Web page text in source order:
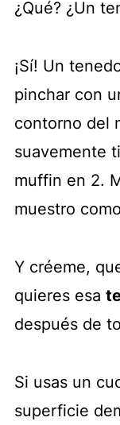
¿Qué? ¿Un
¡Sí! Un
pinchar con
contorno del
suavemente
muffin en 2.
muestro
Y créeme,
quieres esa
después de
Si usas un
superficie